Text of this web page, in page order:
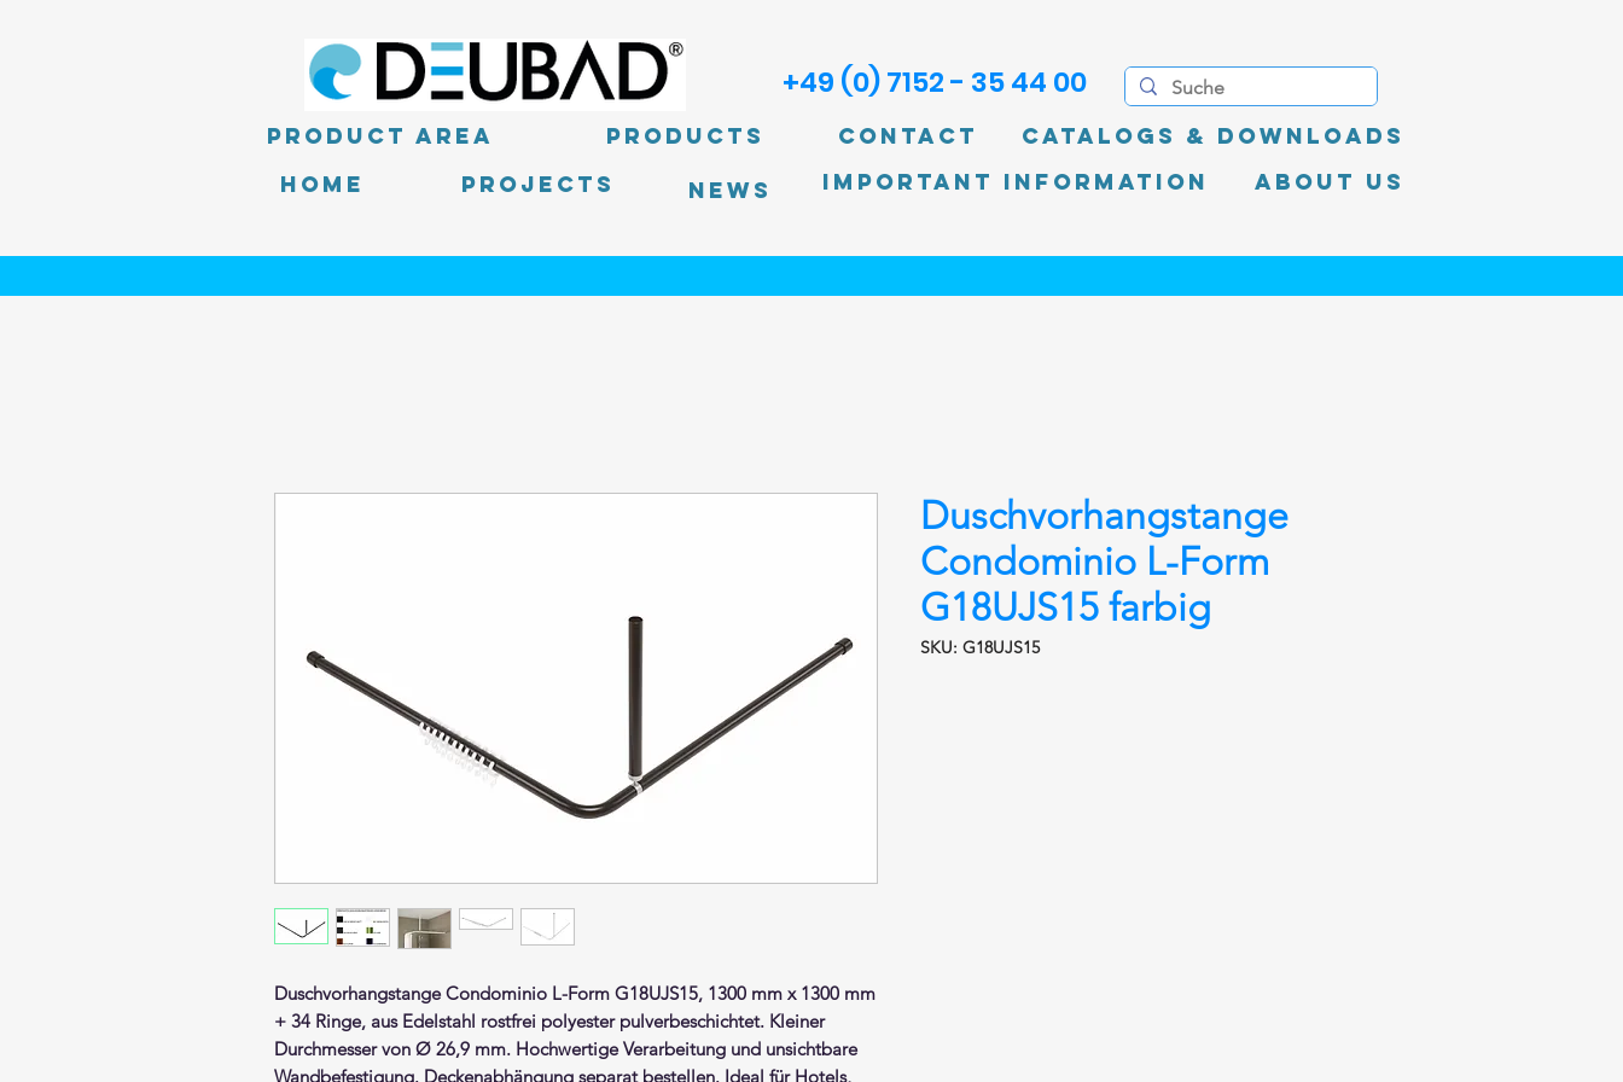
product area
Products
Home
PROJECTS News
+49 (0) 7152 - 35 44 00
Contact
Catalogs & Downloads
Important information
About Us
DuschvorhangstangeCondominio L-Form G18UJS15, 1300 mm x 1300 mm
+ 34 Ringe, aus Edelstahl rostfrei polyester pulverbeschichtet. Kleiner
Durchmesser von Ø 26,9 mm. Hochwertige Verarbeitung und unsichtbare
Wandbefestigung. Deckenabhängung separat bestellen. Ideal für Hotels,
Duschvorhangstange
Condominio L-Form
G18UJS15 farbig
SKU: G18UJS15